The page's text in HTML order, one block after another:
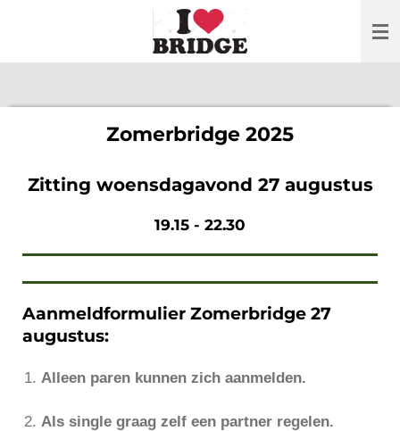
Zomerbridge 2025
Zitting woensdagavond 27 augustus
19.15 - 22.30
Aanmeldformulier Zomerbridge 27
augustus:
Alleen paren kunnen zich aanmelden.
Als single graag zelf een partner regelen.